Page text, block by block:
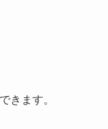
きます。